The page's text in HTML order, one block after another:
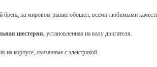
бренд на мировом рынке обошел, всеми любимыми
шестерня, установленная на валу двигателя.
корпусе, связанные с электрикой.